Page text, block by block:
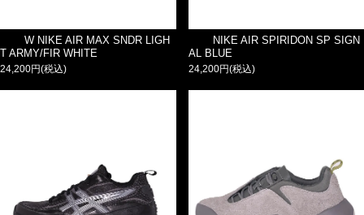
W NIKE AIR MAX SNDR LIGH
T ARMY/FIR WHITE
24,200円(税込)
NIKE AIR SPIRIDON SP SIGN
AL BLUE
24,200円(税込)